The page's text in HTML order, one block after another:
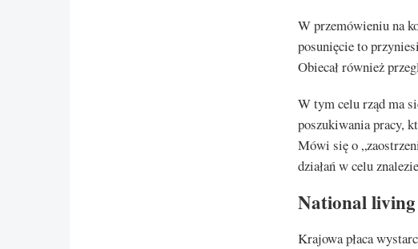
W przemówieniu na
posunięcie to
Obiecał również
W tym celu rząd ma
poszukiwania pracy,
Mówi się o
działań w celu
National living
Krajowa płaca